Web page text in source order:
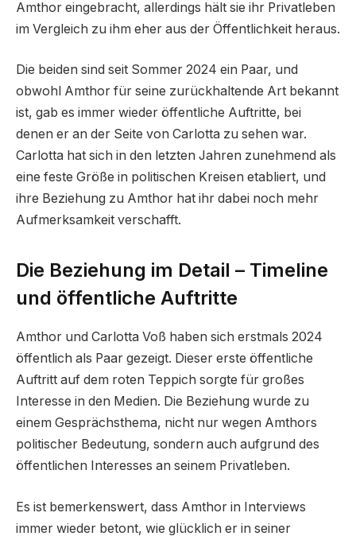
Amthor eingebracht, allerdings hält sie ihr Privatleben
im Vergleich zu ihm eher aus der Öffentlichkeit heraus.
Die beiden sind seit Sommer 2024 ein Paar, und
obwohl Amthor für seine zurückhaltende Art bekannt
ist, gab es immer wieder öffentliche Auftritte, bei
denen er an der Seite von Carlotta zu sehen war.
Carlotta hat sich in den letzten Jahren zunehmend als
eine feste Größe in politischen Kreisen etabliert, und
ihre Beziehung zu Amthor hat ihr dabei noch mehr
Aufmerksamkeit verschafft.
Die Beziehung im Detail – Timeline
und öffentliche Auftritte
Amthor und Carlotta Voß haben sich erstmals 2024
öffentlich als Paar gezeigt. Dieser erste öffentliche
Auftritt auf dem roten Teppich sorgte für großes
Interesse in den Medien. Die Beziehung wurde zu
einem Gesprächsthema, nicht nur wegen Amthors
politischer Bedeutung, sondern auch aufgrund des
öffentlichen Interesses an seinem Privatleben.
Es ist bemerkenswert, dass Amthor in Interviews
immer wieder betont, wie glücklich er in seiner